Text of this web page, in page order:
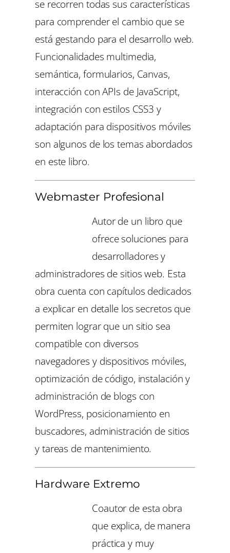
se recorren todas sus características
para comprender el cambio que se
está gestando para el desarrollo web.
Funcionalidades multimedia,
semántica, formularios, Canvas,
interacción con APIs de JavaScript,
integración con estilos CSS3 y
adaptación para dispositivos móviles
son algunos de los temas abordados
en este libro.
Webmaster Profesional
Autor de un libro que
ofrece soluciones para
desarrolladores y
administradores de sitios web. Esta
obra cuenta con capítulos dedicados
a explicar en detalle los secretos que
permiten lograr que un sitio sea
compatible con diversos
navegadores y dispositivos móviles,
optimización de código, instalación y
administración de blogs con
WordPress, posicionamiento en
buscadores, administración de sitios
y tareas de mantenimiento.
Hardware Extremo
Coautor de esta obra
que explica, de manera
práctica y muy